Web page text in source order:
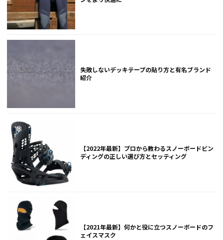
失敗しないデッキテープの貼り方と有名ブランド
紹介
【2022年最新】プロから教わるスノーボードビン
ディングの正しい選び方とセッティング
【2021年最新】何かと役に立つスノーボードのフ
ェイスマスク